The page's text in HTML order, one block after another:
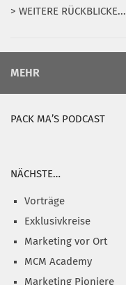
> WEITERE RÜCKBLICKE...
MEHR
PACK MA’S PODCAST
NÄCHSTE…
Vorträge
Exklusivkreise
Marketing vor Ort
MCM Academy
Marketing Pioniere